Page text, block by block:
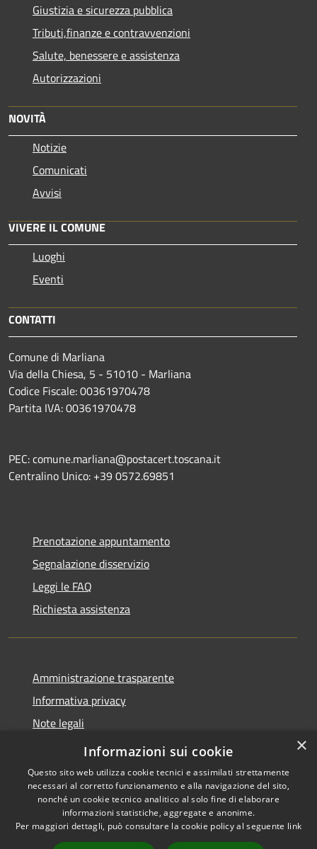
Giustizia e sicurezza pubblica
Tributi,finanze e contravvenzioni
Salute, benessere e assistenza
Autorizzazioni
NOVITÀ
Notizie
Comunicati
Avvisi
VIVERE IL COMUNE
Luoghi
Eventi
CONTATTI
Comune di Marliana
Via della Chiesa, 5 - 51010 - Marliana
Codice Fiscale: 00361970478
Partita IVA: 00361970478
PEC: comune.marliana@postacert.toscana.it
Centralino Unico: +39 0572.69851
Prenotazione appuntamento
Segnalazione disservizio
Leggi le FAQ
Richiesta assistenza
Amministrazione trasparente
Informativa privacy
Note legali
Dichiarazione di accessibilità
Accessibilità
Copyright © 2026 • Comune di
Marliana • Powered by
×
Informazioni sui cookie
Questo sito web utilizza cookie tecnici e assimilati strettamente
necessari al corretto funzionamento e alla navigazione del sito,
nonché un cookie tecnico analitico al solo fine di elaborare
informazioni statistiche, aggregate e anonime.
Per maggiori dettagli, può consultare la cookie policy al seguente link